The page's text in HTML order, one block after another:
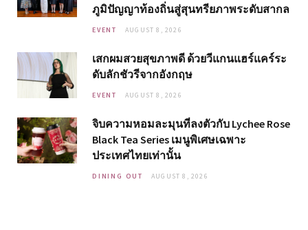
ภูมิปัญญาท้องถิ่นสู่สุนทรียภาพระดับสากล
EVENT AUGUST 8, 2026
เสกผมสวยสุขภาพดี ด้วยวีแกนแฮร์แคร์ระ
ดับลักชัวรีจากอังกฤษ
EVENT AUGUST 8, 2026
จิบความหอมละมุนที่ลงตัวกับ Lychee Rose
Black Tea Series เมนูพิเศษเฉพาะ
ประเทศไทยเท่านั้น
DINING OUT AUGUST 8, 2026